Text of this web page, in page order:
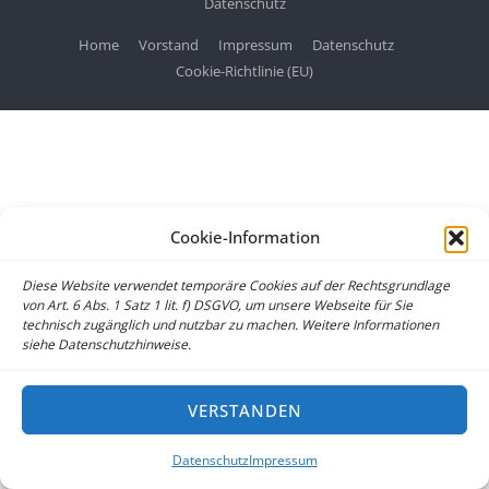
Cookie-Information
Diese Website verwendet temporäre Cookies auf der Rechtsgrundlage
von Art. 6 Abs. 1 Satz 1 lit. f) DSGVO, um unsere Webseite für Sie
technisch zugänglich und nutzbar zu machen. Weitere Informationen
siehe Datenschutzhinweise.
VERSTANDEN
DatenschutzImpressum
Home Vorstand Impressum
Datenschutz
Cookie-Richtlinie (EU)